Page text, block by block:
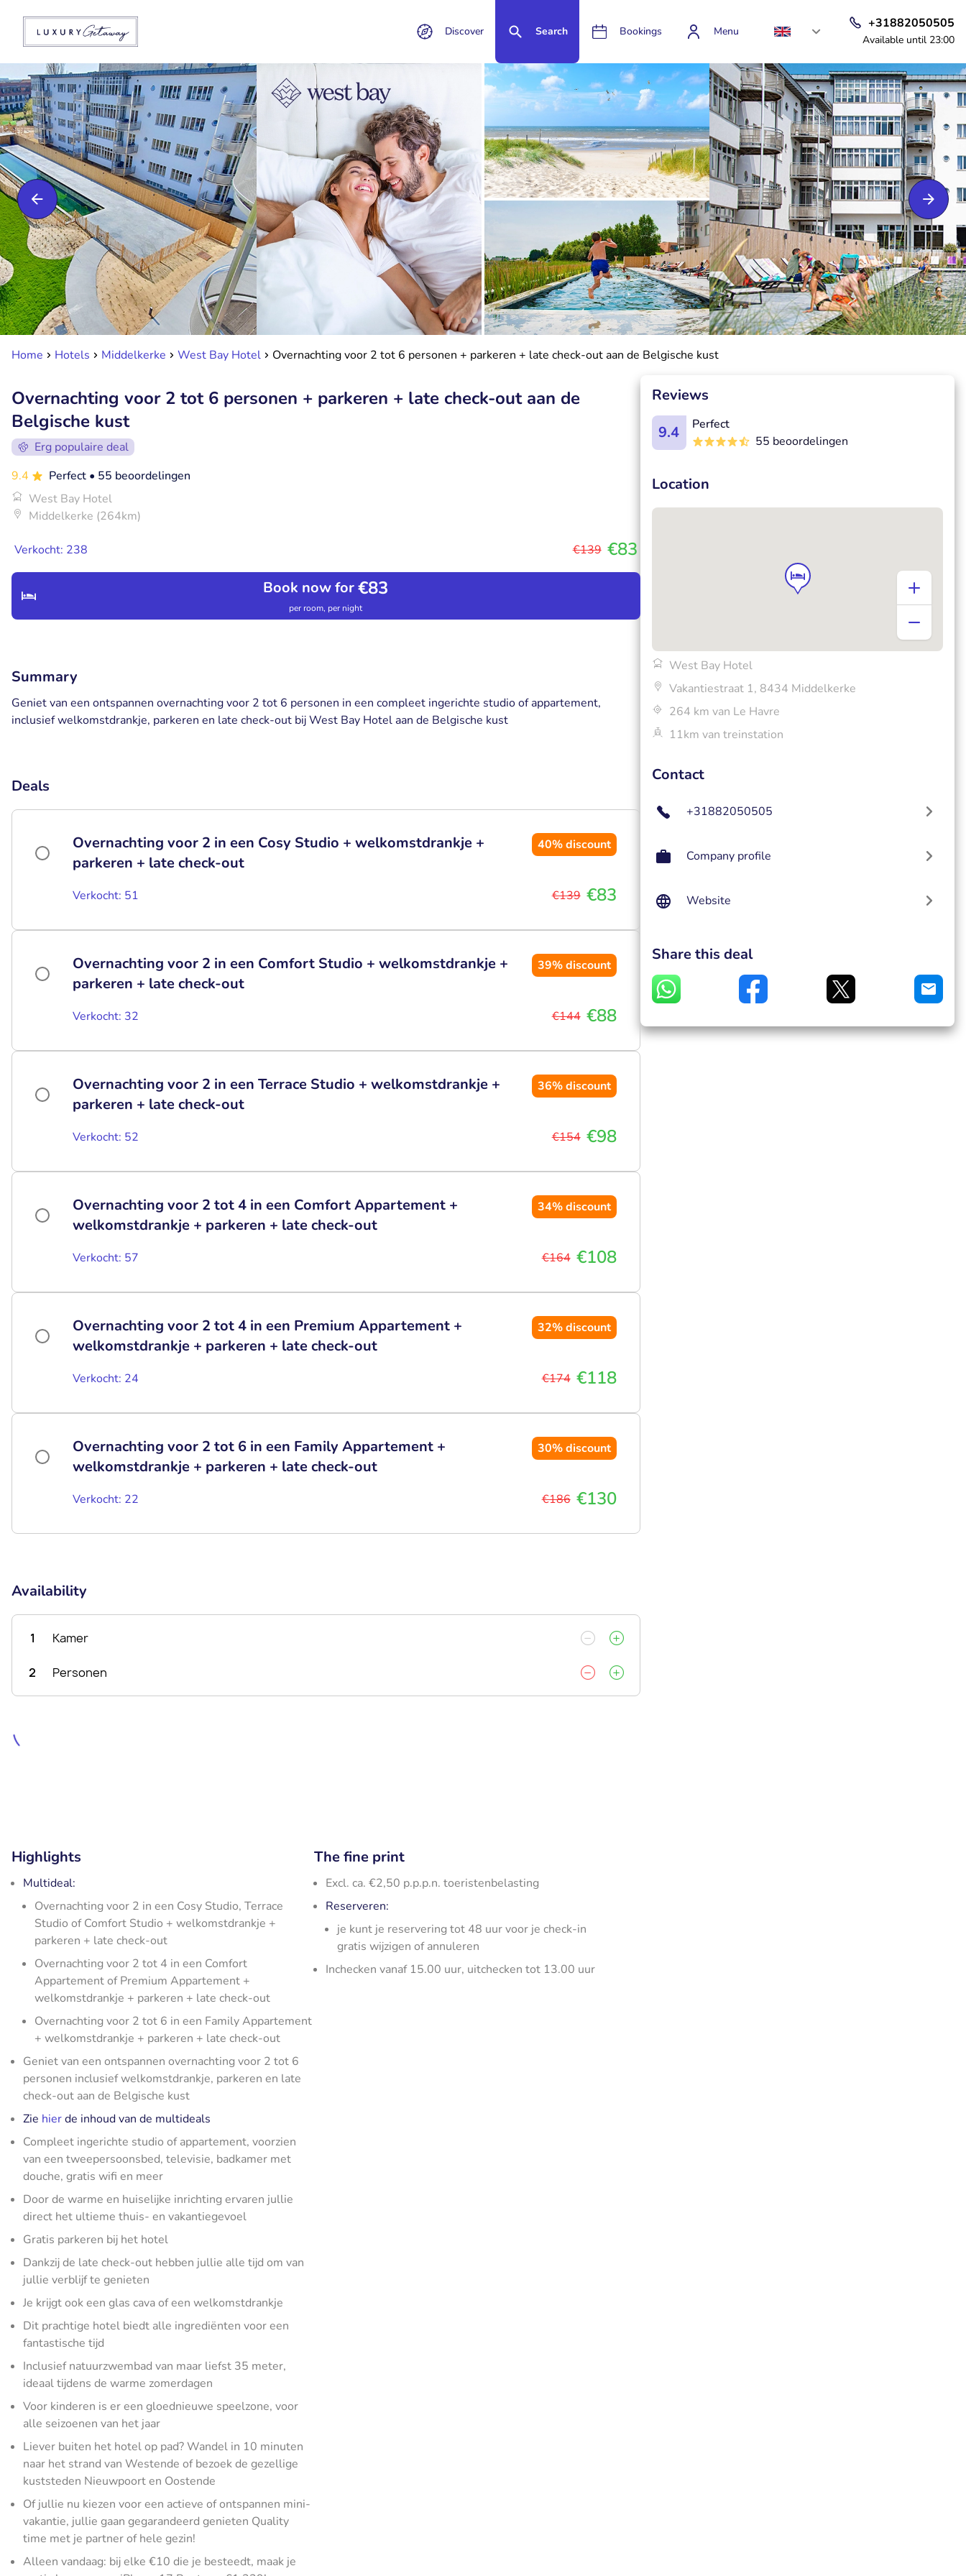
Discover Search Bookings Menu
+31882050505
Available until 23:00
Home Hotels Middelkerke West Bay Hotel Overnachting voor 2 tot 6 personen + parkeren + late check-out aan de Belgische kust
Overnachting voor 2 tot 6 personen + parkeren + late check-out aan de
Belgische kust
Erg populaire deal
9.4
Perfect • 55 beoordelingen
West Bay Hotel
Middelkerke (264km)
Verkocht: 238 €139 €83
Book now for€83
per room, per night
Summary
Geniet van een ontspannen overnachting voor 2 tot 6 personen in een compleet ingerichte studio of appartement,
inclusief welkomstdrankje, parkeren en late check-out bij West Bay Hotel aan de Belgische kust
Deals
Overnachting voor 2 in een Cosy Studio + welkomstdrankje +
parkeren + late check-out
40%discount
Verkocht: 51 €139 €83
Overnachting voor 2 in een Comfort Studio + welkomstdrankje +
parkeren + late check-out
39%discount
Verkocht: 32 €144 €88
Overnachting voor 2 in een Terrace Studio + welkomstdrankje +
parkeren + late check-out
36%discount
Verkocht: 52 €154 €98
Overnachting voor 2 tot 4 in een Comfort Appartement +
welkomstdrankje + parkeren + late check-out
34%discount
Verkocht: 57 €164 €108
Overnachting voor 2 tot 4 in een Premium Appartement +
welkomstdrankje + parkeren + late check-out
32%discount
Verkocht: 24 €174 €118
Overnachting voor 2 tot 6 in een Family Appartement +
welkomstdrankje + parkeren + late check-out
30%discount
Verkocht: 22 €186 €130
Availability
1 Kamer
2 Personen
Highlights
Multideal:
Overnachting voor 2 in een Cosy Studio, Terrace
Studio of Comfort Studio + welkomstdrankje +
parkeren + late check-out
Overnachting voor 2 tot 4 in een Comfort
Appartement of Premium Appartement +
welkomstdrankje + parkeren + late check-out
Overnachting voor 2 tot 6 in een Family Appartement
+ welkomstdrankje + parkeren + late check-out
Geniet van een ontspannen overnachting voor 2 tot 6
personen inclusief welkomstdrankje, parkeren en late
check-out aan de Belgische kust
Zie hierde inhoud van de multideals
Compleet ingerichte studio of appartement, voorzien
van een tweepersoonsbed, televisie, badkamer met
douche, gratis wifi en meer
Door de warme en huiselijke inrichting ervaren jullie
direct het ultieme thuis- en vakantiegevoel
Gratis parkeren bij het hotel
Dankzij de late check-out hebben jullie alle tijd om van
jullie verblijf te genieten
Je krijgt ook een glas cava of een welkomstdrankje
Dit prachtige hotel biedt alle ingrediënten voor een
fantastische tijd
Inclusief natuurzwembad van maar liefst 35 meter,
ideaal tijdens de warme zomerdagen
Voor kinderen is er een gloednieuwe speelzone, voor
alle seizoenen van het jaar
Liever buiten het hotel op pad? Wandel in 10 minuten
naar het strand van Westende of bezoek de gezellige
kuststeden Nieuwpoort en Oostende
Of jullie nu kiezen voor een actieve of ontspannen mini-
vakantie, jullie gaan gegarandeerd genieten Quality
time met je partner of hele gezin!
Alleen vandaag: bij elke €10 die je besteedt, maak je
The fine print
Excl. ca. €2,50 p.p.p.n. toeristenbelasting
Reserveren:
je kunt je reservering tot 48 uur voor je check-in
gratis wijzigen of annuleren
Inchecken vanaf 15.00 uur, uitchecken tot 13.00 uur
Reviews
9.4
Perfect
55 beoordelingen
Location
West Bay Hotel
Vakantiestraat 1, 8434 Middelkerke
264 km van Le Havre
11km van treinstation
Contact
+31882050505
Company profile
Website
Share this deal